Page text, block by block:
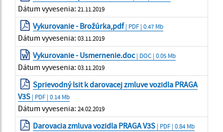
Dátum vyvesenia: 21.11.2019
Vykurovanie - Brožúrka,pdf| PDF | 0.47 Mb
Dátum vyvesenia: 03.11.2019
Vykurovanie - Usmernenie.doc| DOC | 0.05 Mb
Dátum vyvesenia: 03.11.2019
Sprievodný lsit k darovacej zmluve vozidla PRAGA
V3S | PDF | 0.14 Mb
Dátum vyvesenia: 24.02.2019
Darovacia zmluva vozidla PRAGA V3S | PDF | 0.84 Mb